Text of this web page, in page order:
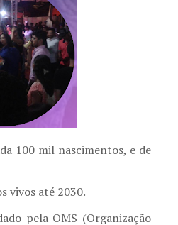
100 mil nascimentos, e de
vivos até 2030.
pela OMS (Organização